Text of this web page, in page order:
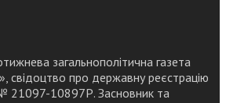
загальнополітична газета
свідоцтво про державну реєстрацію
21097-10897Р. Засновник та